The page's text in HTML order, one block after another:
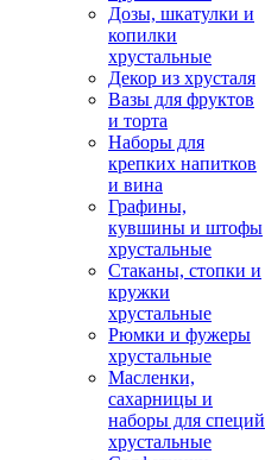
Дозы, шкатулки и
копилки
хрустальные
Декор из хрусталя
Вазы для фруктов
и торта
Наборы для
крепких напитков
и вина
Графины,
кувшины и штофы
хрустальные
Стаканы, стопки и
кружки
хрустальные
Рюмки и фужеры
хрустальные
Масленки,
сахарницы и
наборы для специй
хрустальные